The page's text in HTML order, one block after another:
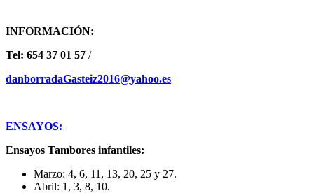
INFORMACIÓN:
Tel: 654 37 01 57 /
danborradaGasteiz2016@yahoo.es
ENSAYOS:
Ensayos Tambores infantiles:
Marzo: 4, 6, 11, 13, 20, 25 y 27.
Abril: 1, 3, 8, 10.